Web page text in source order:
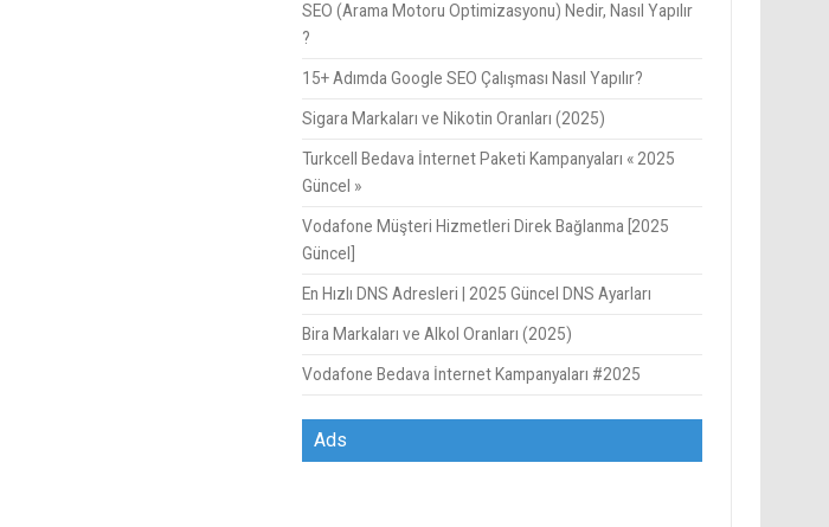
SEO (Arama Motoru Optimizasyonu) Nedir, Nasıl Yapılır
?
15+ Adımda Google SEO Çalışması Nasıl Yapılır?
Sigara Markaları ve Nikotin Oranları (2025)
Turkcell Bedava İnternet Paketi Kampanyaları « 2025
Güncel »
Vodafone Müşteri Hizmetleri Direk Bağlanma [2025
Güncel]
En Hızlı DNS Adresleri | 2025 Güncel DNS Ayarları
Bira Markaları ve Alkol Oranları (2025)
Vodafone Bedava İnternet Kampanyaları #2025
Ads